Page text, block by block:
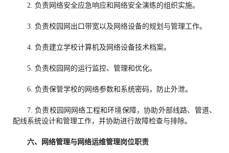
2. 负责网络安全应急响应和网络安全演练的组织实施。
3. 负责校园网出口带宽以及网络设备的规划与管理工作。
4. 负责建立学校计算机及网络设备技术档案。
5. 负责校园网的运行监控、管理和优化。
6. 负责保管学校的网络参数和系统密码，防止外泄。
7. 负责校园网网络工程和环境保障，协助外部线路、管道、
配线系统设计和管理工作，并协助进行故障检查与排除。
六、 网络管理与网络运维管理岗位职责